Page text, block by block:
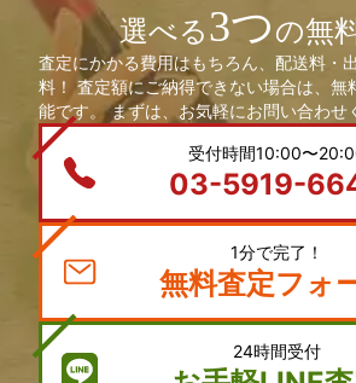
選べる3つの無
査定にかかる費用はもちろん、配送料・
料！ 査定額にご納得できない場合は、無
能です。 まずは、お気軽にお問い合わせ
受付時間10:00〜
03-5919-
1分で完了！
無料査定フォ
24時間受付